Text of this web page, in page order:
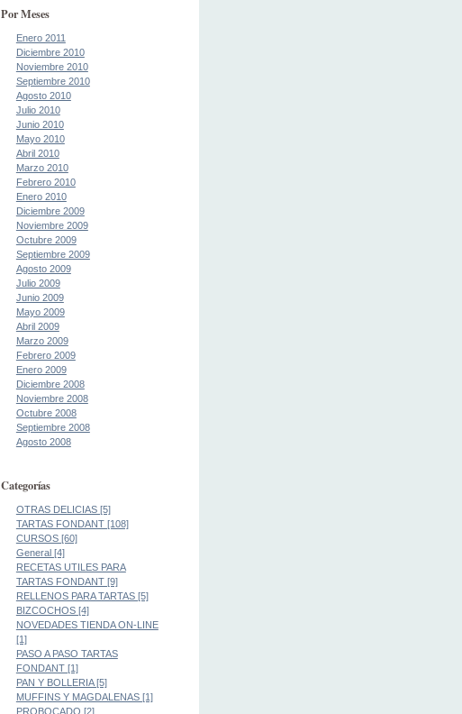
Por Meses
Enero 2011
Diciembre 2010
Noviembre 2010
Septiembre 2010
Agosto 2010
Julio 2010
Junio 2010
Mayo 2010
Abril 2010
Marzo 2010
Febrero 2010
Enero 2010
Diciembre 2009
Noviembre 2009
Octubre 2009
Septiembre 2009
Agosto 2009
Julio 2009
Junio 2009
Mayo 2009
Abril 2009
Marzo 2009
Febrero 2009
Enero 2009
Diciembre 2008
Noviembre 2008
Octubre 2008
Septiembre 2008
Agosto 2008
Categorías
OTRAS DELICIAS [5]
TARTAS FONDANT [108]
CURSOS [60]
General [4]
RECETAS UTILES PARA
TARTAS FONDANT [9]
RELLENOS PARA TARTAS [5]
BIZCOCHOS [4]
NOVEDADES TIENDA ON-LINE
[1]
PASO A PASO TARTAS
FONDANT [1]
PAN Y BOLLERIA [5]
MUFFINS Y MAGDALENAS [1]
PROBOCADO [2]